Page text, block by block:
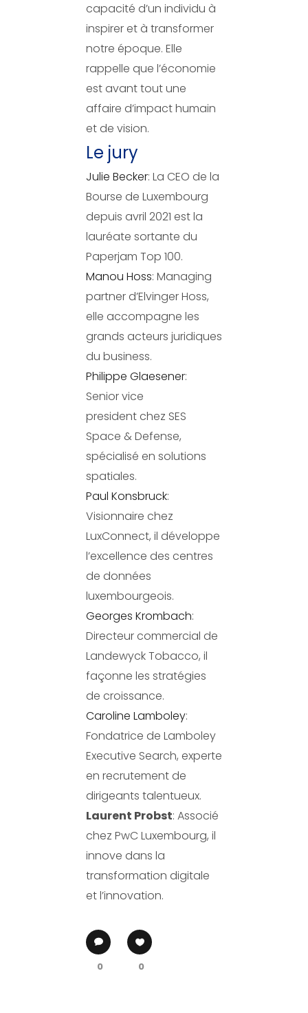
capacité d’un individu à
inspirer et à transformer
notre époque. Elle
rappelle que l’économie
est avant tout une
affaire d’impact humain
et de vision.
Le jury
Julie Becker: La CEO de la
Bourse de Luxembourg
depuis avril 2021 est la
lauréate sortante du
Paperjam Top 100.
Manou Hoss: Managing
partner d’Elvinger Hoss,
elle accompagne les
grands acteurs juridiques
du business.
Philippe Glaesener:
Senior vice
president chez SES
Space & Defense,
spécialisé en solutions
spatiales.
Paul Konsbruck:
Visionnaire chez
LuxConnect, il développe
l’excellence des centres
de données
luxembourgeois.
Georges Krombach:
Directeur commercial de
Landewyck Tobacco, il
façonne les stratégies
de croissance.
Caroline Lamboley:
Fondatrice de Lamboley
Executive Search, experte
en recrutement de
dirigeants talentueux.
Laurent Probst: Associé
chez PwC Luxembourg, il
innove dans la
transformation digitale
et l’innovation.
0 0